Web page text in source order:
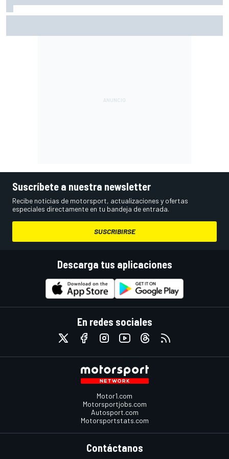
Suscríbete a nuestra newsletter
Recibe noticias de motorsport, actualizaciones y ofertas
especiales directamente en tu bandeja de entrada.
SUSCRIBIRSE
Descarga tus aplicaciones
En redes sociales
Motor1.com
Motorsportjobs.com
Autosport.com
Motorsportstats.com
Contáctanos